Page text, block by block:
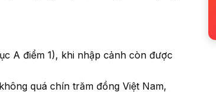
A điểm 1), khi nhập cảnh còn được
quá chín trăm đồng Việt Nam,